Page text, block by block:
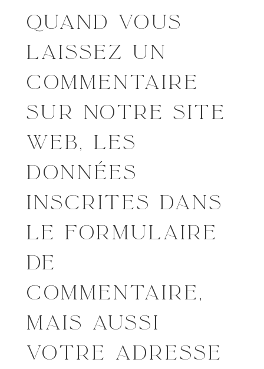
QUAND VOUS
LAISSEZ UN
COMMENTAIRE
SUR NOTRE SITE
WEB, LES
DONNÉES
INSCRITES DANS
LE FORMULAIRE
DE
COMMENTAIRE,
MAIS AUSSI
VOTRE ADRESSE